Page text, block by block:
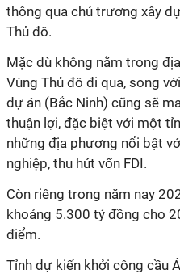
thông qua chủ trương xây
Thủ đô.
Mặc dù không nằm trong
Vùng Thủ đô đi qua, song
dự án (Bắc Ninh) cũng sẽ
thuận lợi, đặc biệt với một
những địa phương nổi bật
nghiệp, thu hút vốn FDI.
Còn riêng trong năm nay
khoảng 5.300 tỷ đồng cho
điểm.
Tỉnh dự kiến khởi công cầu